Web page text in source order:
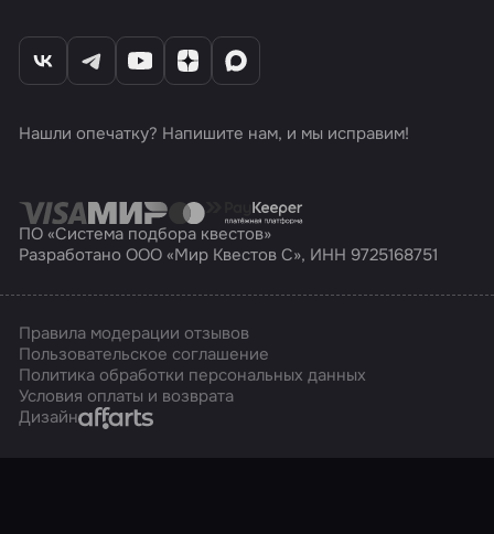
Нашли опечатку? Напишите нам, и мы исправим!
ПО «Система подбора квестов»
Разработано ООО «Мир Квестов С», ИНН 9725168751
Правила модерации отзывов
Пользовательское соглашение
Политика обработки персональных данных
Условия оплаты и возврата
ДизайнAffarts